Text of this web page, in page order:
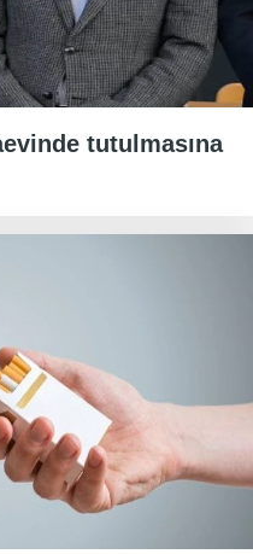
tutulmasına